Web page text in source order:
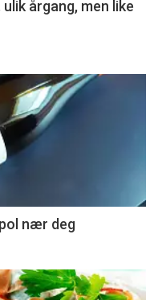
årgang, men like
nær deg